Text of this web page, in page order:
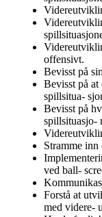
offensivt.
Bevisst på
Bevisst på at
spillsitua-
Bevisst på
spillsituasjo-
Stramme inn
ved ball-
Forstå at
med videre-